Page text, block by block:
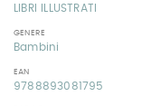
LIBRI ILLUSTRATI
GENERE
Bambini
EAN
9788893081795